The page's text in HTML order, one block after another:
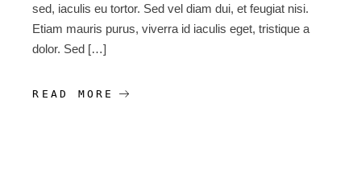
sed, iaculis eu tortor. Sed vel diam dui, et feugiat nisi.
Etiam mauris purus, viverra id iaculis eget, tristique a
dolor. Sed […]
READ MORE